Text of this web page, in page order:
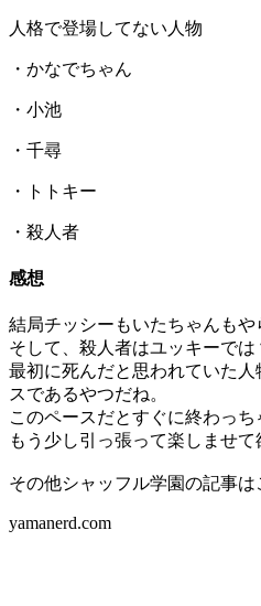
人格で登場してない人物
・かなでちゃん
・小池
・千尋
・トトキー
・殺人者
感想
結局チッシーもいたちゃんもや
そして、殺人者はユッキーでは
最初に死んだと思われていた
スであるやつだね。
このペースだとすぐに終わっち
もう少し引っ張って楽しませて
その他シャッフル学園の記事は
yamanerd.com